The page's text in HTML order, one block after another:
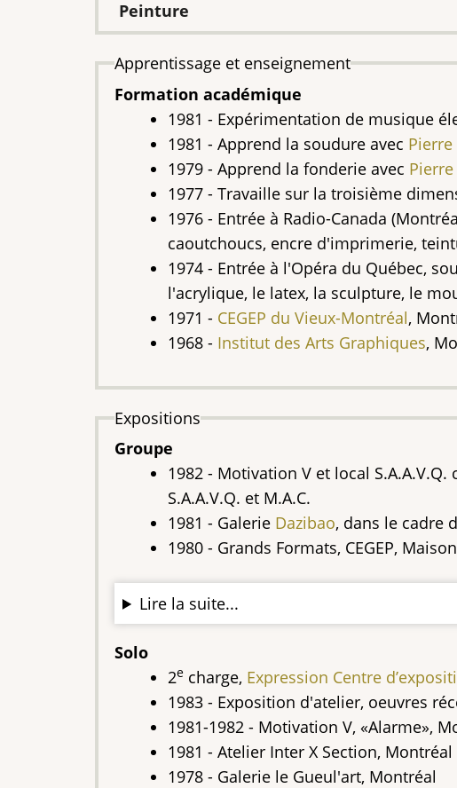
Peinture
Apprentissage et enseignement
Formation académique
1981 - Expérimentation de musique
1981 - Apprend la soudure avec Pierre
1979 - Apprend la fonderie avec
1977 - Travaille sur la troisième
1976 - Entrée à Radio-Canada
caoutchoucs, encre d'imprimerie,
1974 - Entrée à l'Opéra du Québec,
l'acrylique, le latex, la sculpture, le
1971 - CEGEP du Vieux-Montréal,
1968 - Institut des Arts Graphiques,
Expositions
Groupe
1982 - Motivation V et local
S.A.A.V.Q. et M.A.C.
1981 - Galerie Dazibao, dans le cadre
1980 - Grands Formats, CEGEP,
Lire la suite...
Solo
2e charge, Expression Centre
1983 - Exposition d'atelier, oeuvres
1981-1982 - Motivation V, «Alarme»,
1981 - Atelier Inter X Section, Montréal
1978 - Galerie le Gueul'art, Montréal